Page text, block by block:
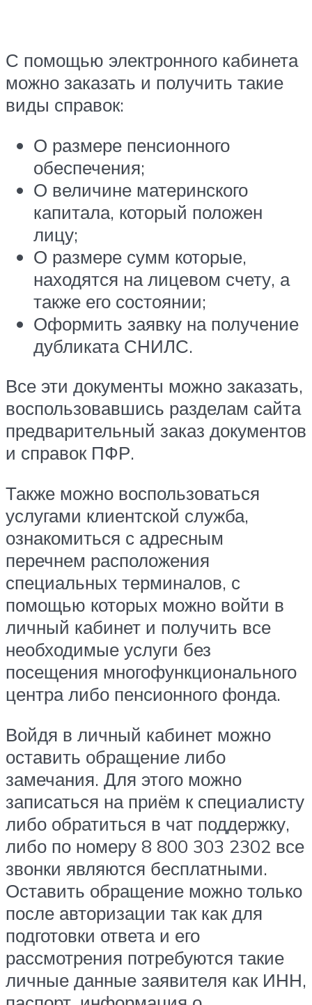
С помощью электронного кабинета
можно заказать и получить такие
виды справок:
О размере пенсионного
обеспечения;
О величине материнского
капитала, который положен
лицу;
О размере сумм которые,
находятся на лицевом счету, а
также его состоянии;
Оформить заявку на получение
дубликата СНИЛС.
Все эти документы можно заказать,
воспользовавшись разделам сайта
предварительный заказ документов
и справок ПФР.
Также можно воспользоваться
услугами клиентской служба,
ознакомиться с адресным
перечнем расположения
специальных терминалов, с
помощью которых можно войти в
личный кабинет и получить все
необходимые услуги без
посещения многофункционального
центра либо пенсионного фонда.
Войдя в личный кабинет можно
оставить обращение либо
замечания. Для этого можно
записаться на приём к специалисту
либо обратиться в чат поддержку,
либо по номеру 8 800 303 2302 все
звонки являются бесплатными.
Оставить обращение можно только
после авторизации так как для
подготовки ответа и его
рассмотрения потребуются такие
личные данные заявителя как ИНН,